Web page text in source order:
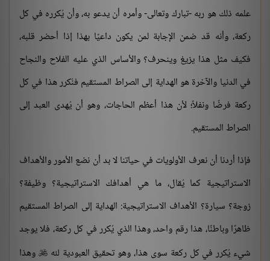
علمه ذلك هو ربه -تبارك وتعالى- وأمره أن يدعو به، وأن يُكرره في كل
ركعة، وأنه قد ضمن الإجابة لمن يكون داعيًا بهذا إذا أحضر قلبه،
فكيف مثل هذا يزيغ وينحرف؟ والأساس الذي عليه الفلاح والنجاح
في الدنيا والآخرة هو الهداية إلى الصراط المستقيم فنُكرر هذا في كل
ركعة فرضًا ونفلاً؛ لأن هذا أعظم الحاجات، وهو أن يُهدى العبد إلى
الصراط المستقيم.
فإذا أردنا أن نعرف الأولويات في حياتنا لا بد أن نضع الأمور والأهداف
الاستراتيجية كما يُقال، ما هي أهدافك الاستراتيجية؟ وظيفة؟
زوجة؟ سيارة؟ الأهداف الاستراتيجية: الهداية إلى الصراط المستقيم
ظاهرًا وباطنًا، هذا رقم واحد، وهذا الذي يُكرر في كل ركعة، فلا يوجد
شيء يُكرر في كل ركعة سوى هذا، وهو تحقيق العبودية لله وهذا